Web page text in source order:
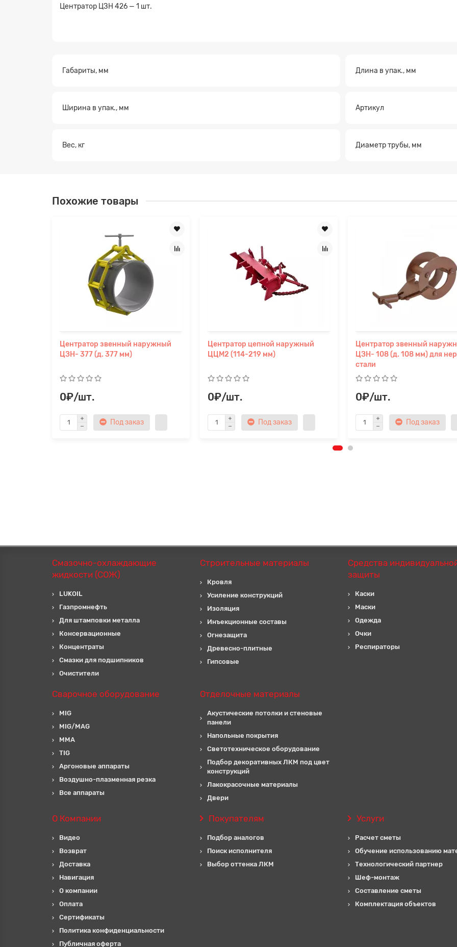
Центратор ЦЗН 426 — 1 шт.
Габариты, мм Длина в упак., мм
Ширина в упак., мм Артикул
Вес, кг Диаметр трубы, мм
Похожие товары
Центратор звенный наружный
ЦЗН- 377 (д. 377 мм)
0₽/шт.
Под заказ
Центратор цепной наружный
ЦЦМ2 (114-219 мм)
0₽/шт.
Под заказ
Центратор звенный
ЦЗН- 108 (д. 108 мм) для
стали
0₽/шт.
Под заказ
Смазочно-охлаждающие
жидкости (СОЖ)
LUKOIL
Газпромнефть
Для штамповки металла
Консервационные
Концентраты
Смазки для подшипников
Очистители
Строительные материалы
Кровля
Усиление конструкций
Изоляция
Инъекционные составы
Огнезащита
Древесно-плитные
Гипсовые
Средства
защиты
Каски
Маски
Одежда
Очки
Респираторы
Сварочное оборудование
MIG
MIG/MAG
MMA
TIG
Аргоновые аппараты
Воздушно-плазменная резка
Все аппараты
Отделочные материалы
Акустические потолки и стеновые
панели
Напольные покрытия
Светотехническое оборудование
Подбор декоративных ЛКМ под цвет
конструкций
Лакокрасочные материалы
Двери
О Компании
Видео
Возврат
Доставка
Навигация
О компании
Оплата
Сертификаты
Политика конфиденциальности
Публичная оферта
Покупателям
Подбор аналогов
Поиск исполнителя
Выбор оттенка ЛКМ
Услуги
Расчет сметы
Обучение использованию
Технологический партнер
Шеф-монтаж
Составление сметы
Комплектация объектов